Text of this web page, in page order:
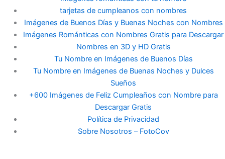
tarjetas de cumpleanos con nombres
Imágenes de Buenos Días y Buenas Noches con Nombres
Imágenes Románticas con Nombres Gratis para Descargar
Nombres en 3D y HD Gratis
Tu Nombre en Imágenes de Buenos Días
Tu Nombre en Imágenes de Buenas Noches y Dulces
Sueños
+600 Imágenes de Feliz Cumpleaños con Nombre para
Descargar Gratis
Política de Privacidad
Sobre Nosotros – FotoCov